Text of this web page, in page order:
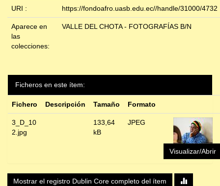
URI : https://fondoafro.uasb.edu.ec//handle/31000/4732
Aparece en
las
colecciones:
VALLE DEL CHOTA - FOTOGRAFÍAS B/N
Ficheros en este ítem:
Fichero Descripción Tamaño Formato
3_D_10
2.jpg
133,64
kB
JPEG
Visualizar/Abrir
Mostrar el registro Dublin Core completo del ítem